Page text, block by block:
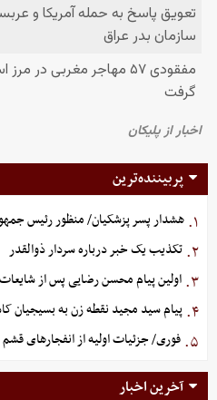
پربیننده‌ترین
۱. هشدار پسر پزشکیان/ منظور رئیس
۲. تکذیب یک خبر درباره سردار ذوالقدر
۳. اولین پیام محسن رضایی پس از
۴. پیام سید مجید نقطه زن به بسیجیان
۵. فوری/ جزئیات اولیه از انفجارهای قشم
آخرین اخبار